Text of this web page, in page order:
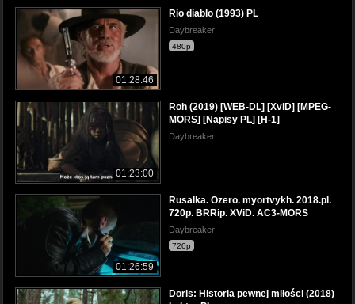
01:28:46
Rio diablo (1993) PL
Daybreaker
480p
01:23:00
Roh (2019) [WEB-DL] [XviD] [MPEG-
MORS] [Napisy PL] [H-1]
Daybreaker
01:26:59
Rusalka. Ozero. myortvykh. 2018.pl.
720p. BRRip. XViD. AC3-MORS
Daybreaker
720p
Doris: Historia pewnej miłości (2018)